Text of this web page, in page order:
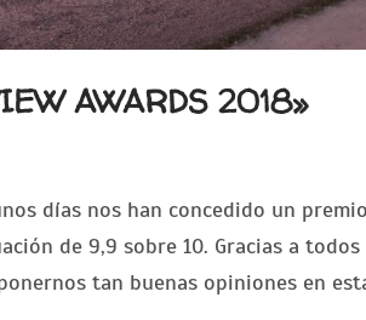
AWARDS 2018»
días nos han concedido un premio
de 9,9 sobre 10. Gracias a
tan buenas opiniones en